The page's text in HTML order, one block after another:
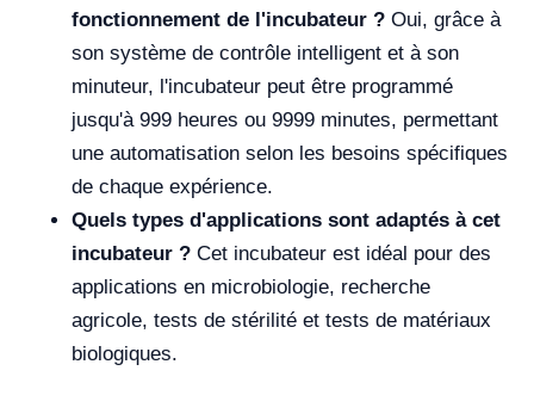
fonctionnement de l'incubateur ? Oui, grâce à
son système de contrôle intelligent et à son
minuteur, l'incubateur peut être programmé
jusqu'à 999 heures ou 9999 minutes, permettant
une automatisation selon les besoins spécifiques
de chaque expérience.
Quels types d'applications sont adaptés à cet
incubateur ? Cet incubateur est idéal pour des
applications en microbiologie, recherche
agricole, tests de stérilité et tests de matériaux
biologiques.